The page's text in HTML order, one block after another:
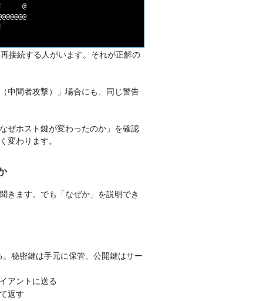
@
接続する人がいます。それが正解の
中間者攻撃）」場合にも、同じ警告
ぜホスト鍵が変わったのか」を確認
わります。
きます。でも「なぜか」を説明でき
秘密鍵は手元に保管、公開鍵はサー
アントに送る
返す